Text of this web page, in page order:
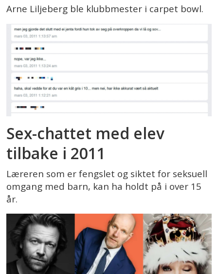
Arne Liljeberg ble klubbmester i carpet bowl.
Sex-chattet med elev
tilbake i 2011
Læreren som er fengslet og siktet for seksuell
omgang med barn, kan ha holdt på i over 15
år.